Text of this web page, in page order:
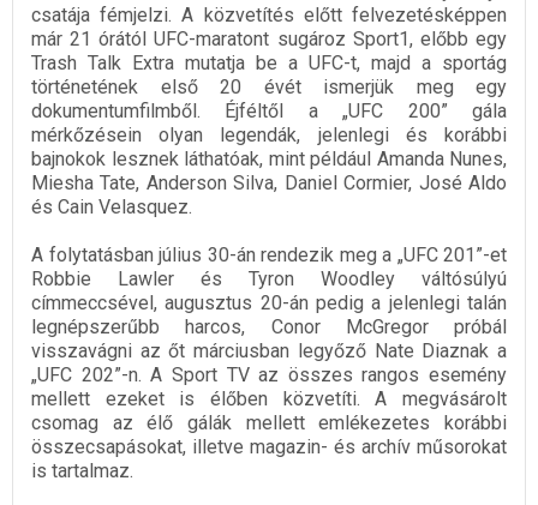
csatája fémjelzi. A közvetítés előtt felvezetésképpen
már 21 órától UFC-maratont sugároz Sport1, előbb egy
Trash Talk Extra mutatja be a UFC-t, majd a sportág
történetének első 20 évét ismerjük meg egy
dokumentumfilmből. Éjféltől a „UFC 200” gála
mérkőzésein olyan legendák, jelenlegi és korábbi
bajnokok lesznek láthatóak, mint például Amanda Nunes,
Miesha Tate, Anderson Silva, Daniel Cormier, José Aldo
és Cain Velasquez.
A folytatásban július 30-án rendezik meg a „UFC 201”-et
Robbie Lawler és Tyron Woodley váltósúlyú
címmeccsével, augusztus 20-án pedig a jelenlegi talán
legnépszerűbb harcos, Conor McGregor próbál
visszavágni az őt márciusban legyőző Nate Diaznak a
„UFC 202”-n. A Sport TV az összes rangos esemény
mellett ezeket is élőben közvetíti. A megvásárolt
csomag az élő gálák mellett emlékezetes korábbi
összecsapásokat, illetve magazin- és archív műsorokat
is tartalmaz.